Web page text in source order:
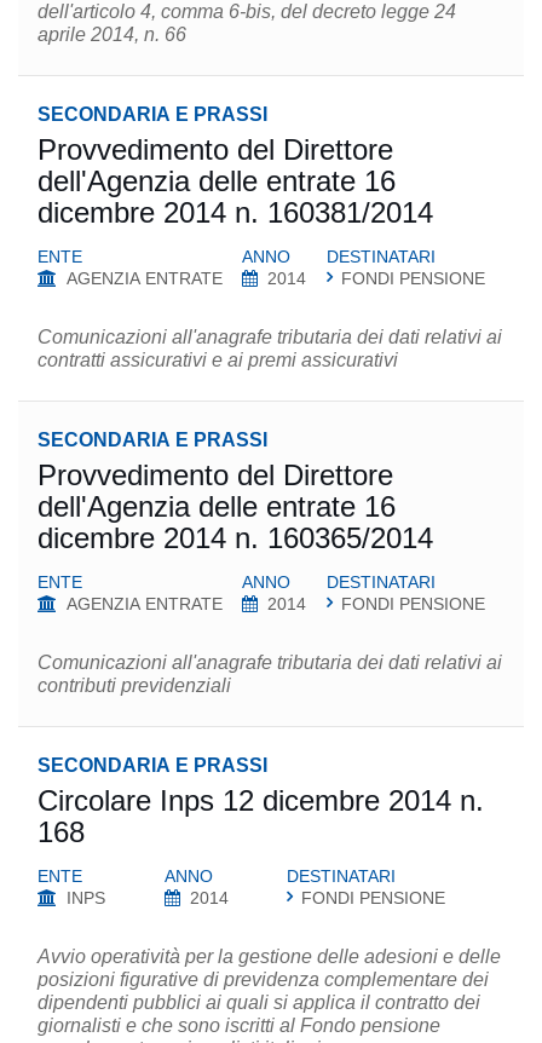
dell'articolo 4, comma 6-bis, del decreto legge 24
aprile 2014, n. 66
SECONDARIA E PRASSI
Provvedimento del Direttore
dell'Agenzia delle entrate 16
dicembre 2014 n. 160381/2014
ENTE
AGENZIA ENTRATE
ANNO
2014
DESTINATARI
FONDI PENSIONE
Comunicazioni all'anagrafe tributaria dei dati relativi ai
contratti assicurativi e ai premi assicurativi
SECONDARIA E PRASSI
Provvedimento del Direttore
dell'Agenzia delle entrate 16
dicembre 2014 n. 160365/2014
ENTE
AGENZIA ENTRATE
ANNO
2014
DESTINATARI
FONDI PENSIONE
Comunicazioni all'anagrafe tributaria dei dati relativi ai
contributi previdenziali
SECONDARIA E PRASSI
Circolare Inps 12 dicembre 2014 n.
168
ENTE
INPS
ANNO
2014
DESTINATARI
FONDI PENSIONE
Avvio operatività per la gestione delle adesioni e delle
posizioni figurative di previdenza complementare dei
dipendenti pubblici ai quali si applica il contratto dei
giornalisti e che sono iscritti al Fondo pensione